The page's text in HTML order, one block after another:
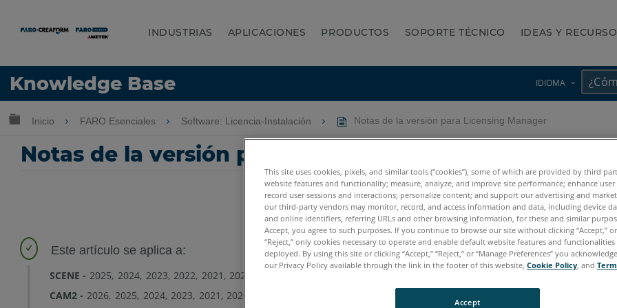
INDUSTRIAS APLICACIONES PRODUCTOS SOPORTE TÉCNICO IDEAS Y
Knowledge Base IDIOMA
Idioma
Expandir/contraer jerarquía global
Inicio FARO Esenciales Software: Licencia-Instalación Notas de la versión para Licensing Manager
Notas de la versión para Licensing Manager
SCENE 2025 2024 2023 2022 2021 2020
CAM2
2026 2025 2024 2023 2021 2020
This site uses cookies, pixels, and similar tools (“cookies”), some of which are provided by third
website features and functionality; measure, analyze, and improve site performance; enhance user
record user sessions and interactions; personalize content; and support our advertising and
our third-party vendors may monitor, record, and access information and data, including device
and online identifiers, referring URLs and other browsing information, for these and similar
Accept, you agree to such purposes. If you continue to browse our site without clicking “Accept,”
“Reject,” only cookies necessary to operate and enable default website features and
deployed. By using this site or clicking “Accept,” “Reject,” or “Manage Preferences” you
our Privacy Policy available through the link in the footer of this website, Cookie Policy , and
Accept